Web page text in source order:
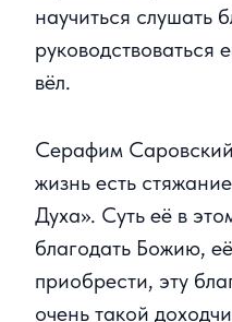
научиться слушать
руководствоваться
вёл.
Серафим
жизнь есть
Духа». Суть её в
благодать Божию,
приобрести, эту
очень такой